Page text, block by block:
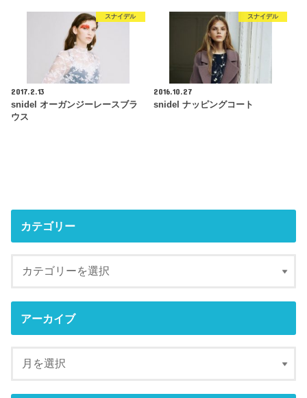
スナイデル
2017.2.13
snidel オーガンジーレースブラ
ウス
スナイデル
2016.10.27
snidel ナッピングコート
カテゴリー
アーカイブ